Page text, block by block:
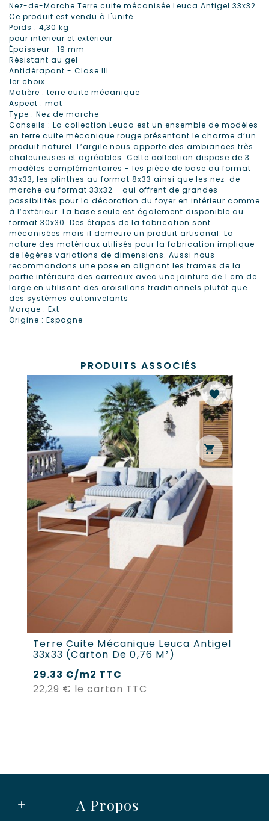
Nez-de-Marche Terre cuite mécanisée Leuca Antigel 33x32
Ce produit est vendu à l'unité
Poids : 4,30 kg
pour intérieur et extérieur
Épaisseur : 19 mm
Résistant au gel
Antidérapant - Clase III
1er choix
Matière : terre cuite mécanique
Aspect : mat
Type : Nez de marche
Conseils : La collection Leuca est un ensemble de modèles
en terre cuite mécanique rouge présentant le charme d’un
produit naturel. L’argile nous apporte des ambiances très
chaleureuses et agréables. Cette collection dispose de 3
modèles complémentaires - les pièce de base au format
33x33, les plinthes au format 8x33 ainsi que les nez-de-
marche au format 33x32 - qui offrent de grandes
possibilités pour la décoration du foyer en intérieur comme
à l’extérieur. La base seule est également disponible au
format 30x30. Des étapes de la fabrication sont
mécanisées mais il demeure un produit artisanal. La
nature des matériaux utilisés pour la fabrication implique
de légères variations de dimensions. Aussi nous
recommandons une pose en alignant les trames de la
partie inférieure des carreaux avec une jointure de 1 cm de
large en utilisant des croisillons traditionnels plutôt que
des systèmes autonivelants
Marque : Ext
Origine : Espagne
PRODUITS ASSOCIÉS
Terre Cuite Mécanique Leuca Antigel
33x33 (carton De 0,76 M²)
29.33 €/m2 TTC
22,29 € le carton TTC
favorite
shopping_cart
A Propos
